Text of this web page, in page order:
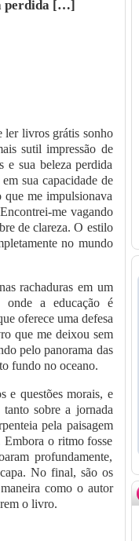
perdida […]
ler livros grátis sonho
sutil impressão de
e sua beleza perdida
sua capacidade de
me impulsionava
me vagando
de clareza. O estilo
no mundo
rachaduras em um
onde a educação é
oferece uma defesa
que me deixou sem
pelo panorama das
fundo no oceano.
e questões morais, e
sobre a jornada
pela paisagem
Embora o ritmo fosse
profundamente,
No final, são os
como o autor
o livro.